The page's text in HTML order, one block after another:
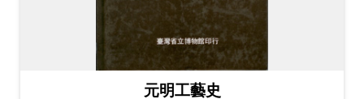
元明工藝史